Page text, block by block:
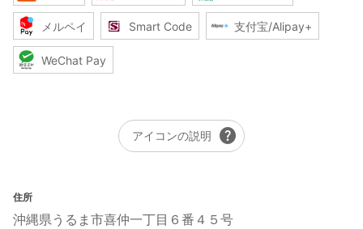
メルペイ Smart Code 支付宝/Alipay+
WeChat Pay
アイコンの説明 help
住所
沖縄県うるま市喜仲一丁目６番４５号